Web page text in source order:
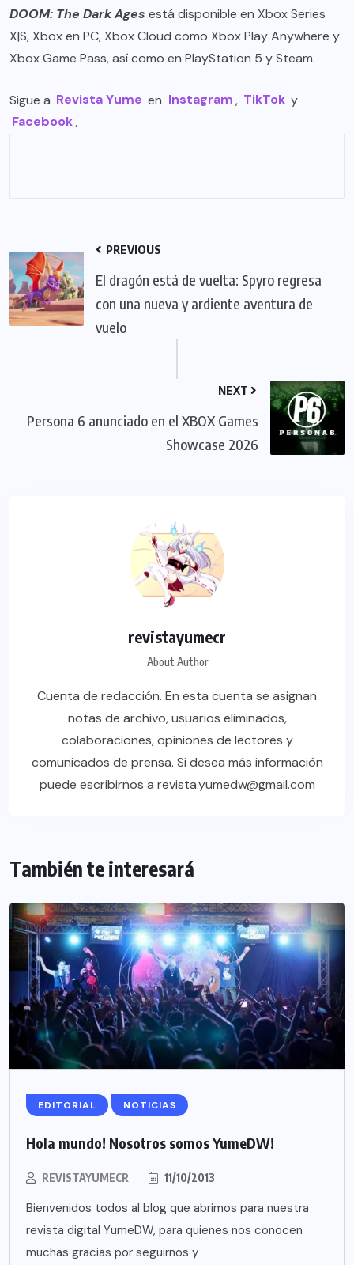
DOOM: The Dark Ages está disponible en Xbox Series
X|S, Xbox en PC, Xbox Cloud como Xbox Play Anywhere y
Xbox Game Pass, así como en PlayStation 5 y Steam.
Sigue a Revista Yume en Instagram, TikTok y
Facebook.
PREVIOUS
El dragón está de vuelta: Spyro regresa
con una nueva y ardiente aventura de
vuelo
NEXT
Persona 6 anunciado en el XBOX Games
Showcase 2026
revistayumecr
About Author
Cuenta de redacción. En esta cuenta se asignan
notas de archivo, usuarios eliminados,
colaboraciones, opiniones de lectores y
comunicados de prensa. Si desea más información
puede escribirnos a revista.yumedw@gmail.com
También te interesará
EDITORIAL NOTICIAS
Hola mundo! Nosotros somos YumeDW!
REVISTAYUMECR 11/10/2013
Bienvenidos todos al blog que abrimos para nuestra
revista digital YumeDW, para quienes nos conocen
muchas gracias por seguirnos y